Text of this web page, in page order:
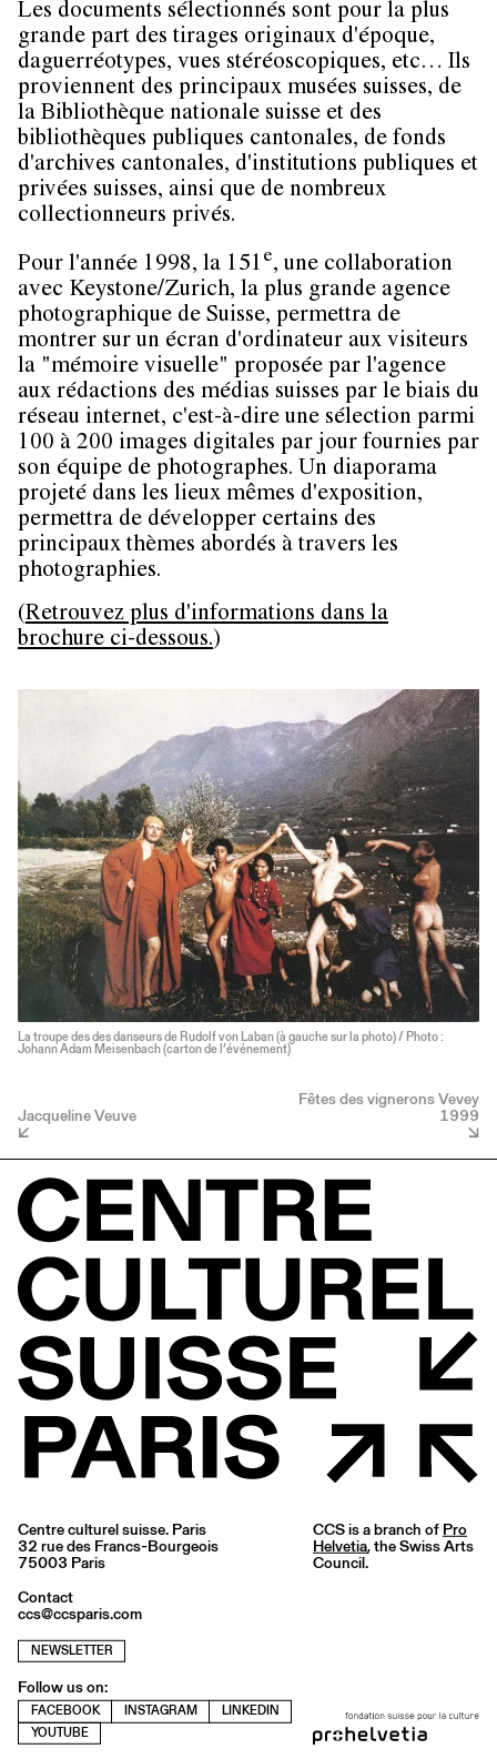
Les documents sélectionnés sont pour la plus
grande part des tirages originaux d'époque,
daguerréotypes, vues stéréoscopiques, etc… Ils
proviennent des principaux musées suisses, de
la Bibliothèque nationale suisse et des
bibliothèques publiques cantonales, de fonds
d'archives cantonales, d'institutions publiques et
privées suisses, ainsi que de nombreux
collectionneurs privés.
Pour l'année 1998, la 151 e, une collaboration
avec Keystone/Zurich, la plus grande agence
photographique de Suisse, permettra de
montrer sur un écran d'ordinateur aux visiteurs
la "mémoire visuelle" proposée par l'agence
aux rédactions des médias suisses par le biais du
réseau internet, c'est-à-dire une sélection parmi
100 à 200 images digitales par jour fournies par
son équipe de photographes. Un diaporama
projeté dans les lieux mêmes d'exposition,
permettra de développer certains des
principaux thèmes abordés à travers les
photographies.
(Retrouvez plus d'informations dans la
brochure ci-dessous.)
La troupe des des danseurs de Rudolf von Laban (à gauche sur la photo) / Photo :
Johann Adam Meisenbach (carton de l’événement)
Jacqueline Veuve
Fêtes des vignerons Vevey
1999
Centre culturel suisse. Paris
32 rue des Francs-Bourgeois
75003 Paris
Contact
ccs@ccsparis.com
NEWSLETTER
Follow us on:
FACEBOOK INSTAGRAM
LINKEDIN
YOUTUBE
CCS is a branch of Pro
Helvetia, the Swiss Arts
Council.